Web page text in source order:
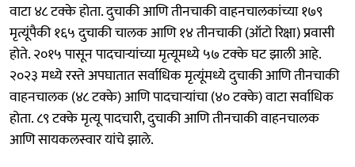
वाटा ४८ टक्के होता. दुचाकी आणि तीनचाकी वाहनचालकांच्या १७९
मृत्यूंपैकी १६५ दुचाकी चालक आणि १४ तीनचाकी (ऑटो रिक्षा) प्रवासी
होते. २०१५ पासून पादचाऱ्यांच्या मृत्यूमध्ये ५७ टक्के घट झाली आहे.
२०२३ मध्ये रस्ते अपघातात सर्वाधिक मृत्यूंमध्ये दुचाकी आणि तीनचाकी
वाहनचालक (४८ टक्के) आणि पादचाऱ्यांचा (४० टक्के) वाटा सर्वाधिक
होता. ८९ टक्के मृत्यू पादचारी, दुचाकी आणि तीनचाकी वाहनचालक
आणि सायकलस्वार यांचे झाले.